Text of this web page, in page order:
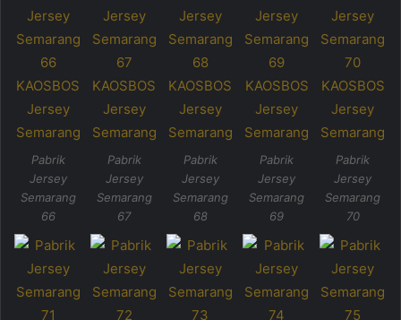
Pabrik
Jersey
Semarang
66
Pabrik
Jersey
Semarang
67
Pabrik
Jersey
Semarang
68
Pabrik
Jersey
Semarang
69
Pabrik
Jersey
Semarang
70